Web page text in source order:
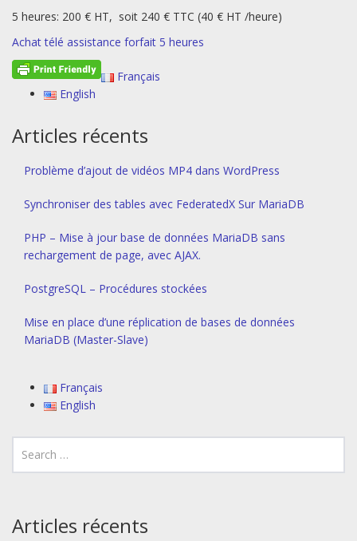
5 heures: 200 € HT, soit 240 € TTC (40 € HT /heure)
Achat télé assistance forfait 5 heures
Français
English
Articles récents
Problème d’ajout de vidéos MP4 dans WordPress
Synchroniser des tables avec FederatedX Sur MariaDB
PHP – Mise à jour base de données MariaDB sans
rechargement de page, avec AJAX.
PostgreSQL – Procédures stockées
Mise en place d’une réplication de bases de données
MariaDB (Master-Slave)
Français
English
Articles récents